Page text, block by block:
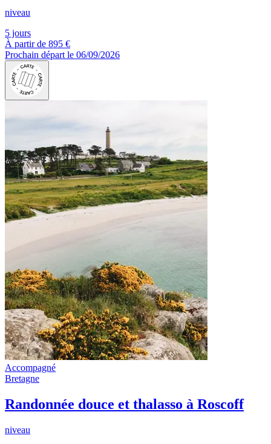
niveau
5 jours
À partir de 895 €
Prochain départ le 06/09/2026
Accompagné
Bretagne
Randonnée douce et thalasso à Roscoff
niveau